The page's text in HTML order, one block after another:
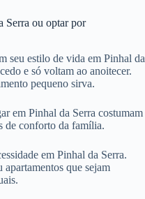
Serra ou optar por
seu estilo de vida em Pinhal da
e só voltam ao anoitecer.
pequeno sirva.
em Pinhal da Serra costumam
de conforto da família.
em Pinhal da Serra.
que sejam